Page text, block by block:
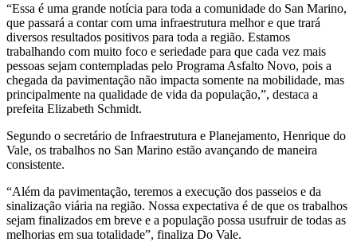
“Essa é uma grande notícia para toda a comunidade do San Marino,
que passará a contar com uma infraestrutura melhor e que trará
diversos resultados positivos para toda a região. Estamos
trabalhando com muito foco e seriedade para que cada vez mais
pessoas sejam contempladas pelo Programa Asfalto Novo, pois a
chegada da pavimentação não impacta somente na mobilidade, mas
principalmente na qualidade de vida da população,”, destaca a
prefeita Elizabeth Schmidt.
Segundo o secretário de Infraestrutura e Planejamento, Henrique do
Vale, os trabalhos no San Marino estão avançando de maneira
consistente.
“Além da pavimentação, teremos a execução dos passeios e da
sinalização viária na região. Nossa expectativa é de que os trabalhos
sejam finalizados em breve e a população possa usufruir de todas as
melhorias em sua totalidade”, finaliza Do Vale.